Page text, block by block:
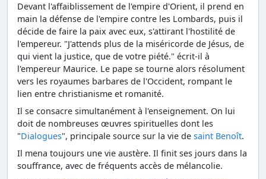
Devant l'affaiblissement de l'empire d'Orient, il prend en
main la défense de l'empire contre les Lombards, puis il
décide de faire la paix avec eux, s'attirant l'hostilité de
l'empereur. "J'attends plus de la miséricorde de Jésus, de
qui vient la justice, que de votre piété." écrit-il à
l'empereur Maurice. Le pape se tourne alors résolument
vers les royaumes barbares de l'Occident, rompant le
lien entre christianisme et romanité.
Il se consacre simultanément à l'enseignement. On lui
doit de nombreuses œuvres spirituelles dont les
"Dialogues", principale source sur la vie de saint Benoît.
Il mena toujours une vie austère. Il finit ses jours dans la
souffrance, avec de fréquents accès de mélancolie.